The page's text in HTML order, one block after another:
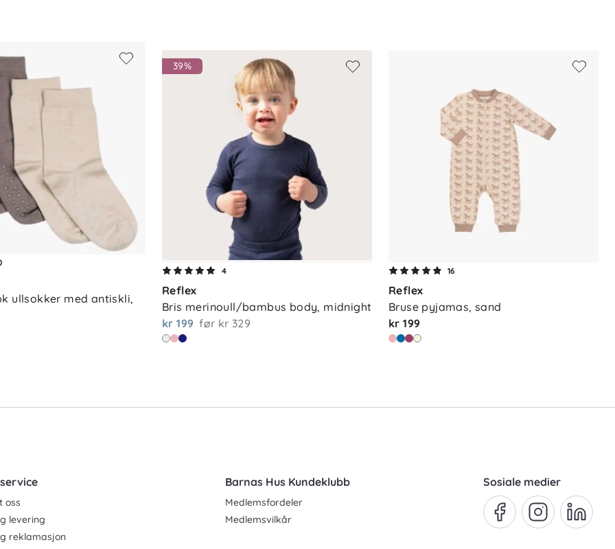
ullsokker med antiskli,
39%
4
Reflex
Bris merinoull/bambus body, midnight
kr 199 før kr 329
16
Reflex
Bruse pyjamas, sand
kr 199
oss
levering
reklamasjon
Barnas Hus Kundeklubb
Medlemsfordeler
Medlemsvilkår
Sosiale medier